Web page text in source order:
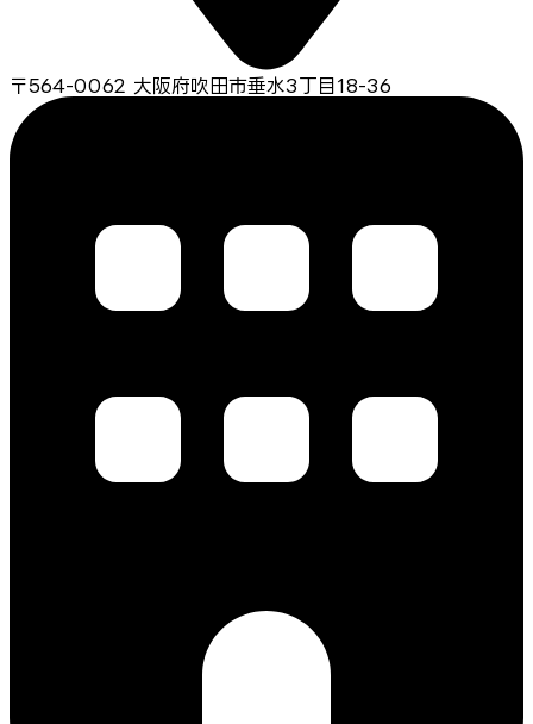
〒564-0062 大阪府吹田市垂水3丁目18-36